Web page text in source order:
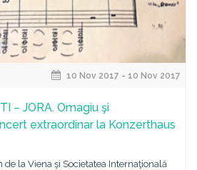
10 Nov 2017 - 10 Nov 2017
– JORA. Omagiu şi
extraordinar la Konzerthaus
la Viena şi Societatea Internaţională